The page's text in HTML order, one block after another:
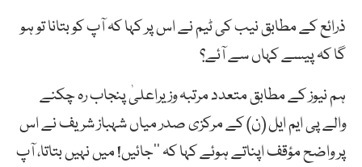
ذرائع کے مطابق نیب کی ٹیم نے اس پر کہا کہ آپ کو بتانا تو ہو
گا کہ پیسے کہاں سے آئے؟
ہم نیوز کے مطابق متعدد مرتبہ وزیراعلیٰ پنجاب رہ چکنے
والے پی ایم ایل (ن) کے مرکزی صدر میاں شہباز شریف نے اس
پر واضح مؤقف اپناتے ہوئے کہا کہ ’’جائیں! میں نہیں بتاتا، آپ